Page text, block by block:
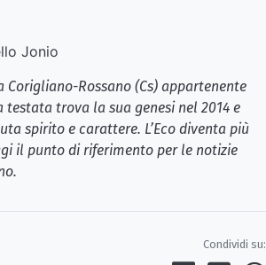
Jonio
Rossano (Cs) appartenente
trova la sua genesi nel 2014 e
spirito e carattere. L’Eco diventa più
il punto di riferimento per le notizie
Condividi su: